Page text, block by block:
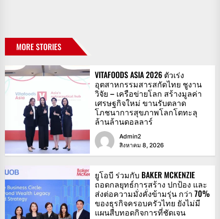
MORE STORIES
VITAFOODS ASIA 2026 ตัวเร่ง
อุตสาหกรรมสารสกัดไทย ชูงาน
วิจัย – เครือข่ายโลก สร้างมูลค่า
เศรษฐกิจใหม่ ขานรับตลาด
โภชนาการสุขภาพโลกโตทะลุ
ล้านล้านดอลลาร์
Admin2
สิงหาคม 8, 2026
ยูโอบี ร่วมกับ BAKER MCKENZIE
ถอดกลยุทธ์การสร้าง ปกป้อง และ
ส่งต่อความมั่งคั่งข้ามรุ่น กว่า 70%
ของธุรกิจครอบครัวไทย ยังไม่มี
แผนสืบทอดกิจการที่ชัดเจน